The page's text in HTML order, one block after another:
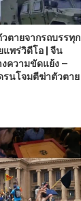
ตายจากรถบรรทุก
แพร่วิดีโอ | จีน
ความขัดแย้ง –
รนโจมตีฆ่าตัวตาย